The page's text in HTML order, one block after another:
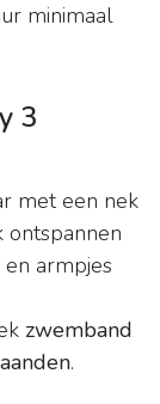
minimaal
3
met een nek
ontspannen
armpjes
zwemband
.